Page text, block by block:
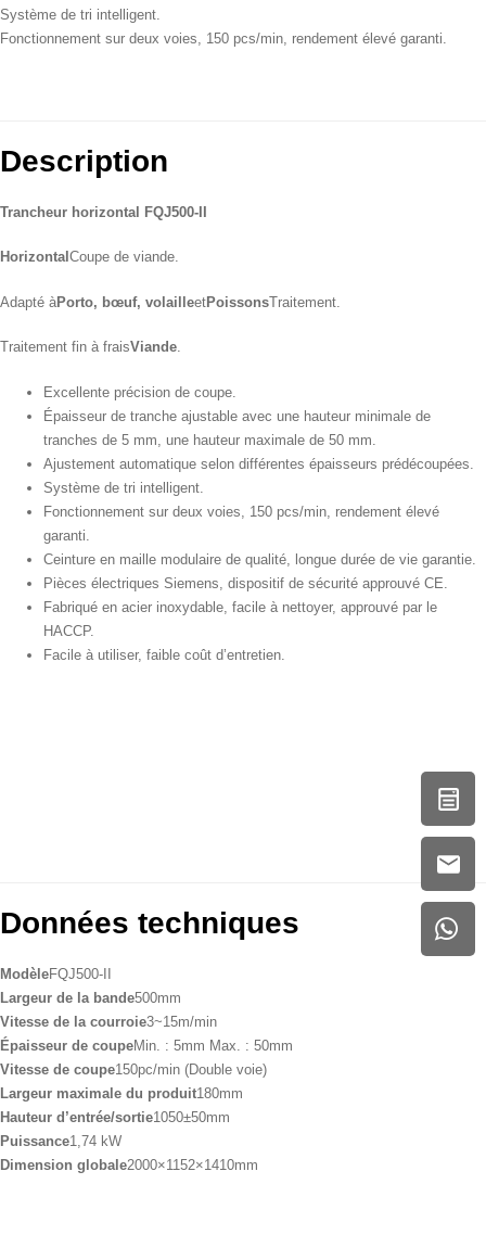
Système de tri intelligent.
Fonctionnement sur deux voies, 150 pcs/min, rendement élevé garanti.
Description
Trancheur horizontal FQJ500-II
Horizontal Coupe de viande.
Adapté àPorto, bœuf, volailleetPoissonsTraitement.
Traitement fin à fraisViande.
Excellente précision de coupe.
Épaisseur de tranche ajustable avec une hauteur minimale de
tranches de 5 mm, une hauteur maximale de 50 mm.
Ajustement automatique selon différentes épaisseurs prédécoupées.
Système de tri intelligent.
Fonctionnement sur deux voies, 150 pcs/min, rendement élevé
garanti.
Ceinture en maille modulaire de qualité, longue durée de vie garantie.
Pièces électriques Siemens, dispositif de sécurité approuvé CE.
Fabriqué en acier inoxydable, facile à nettoyer, approuvé par le
HACCP.
Facile à utiliser, faible coût d’entretien.
Données techniques
ModèleFQJ500-II
Largeur de la bande500mm
Vitesse de la courroie3~15m/min
Épaisseur de coupeMin. : 5mm Max. : 50mm
Vitesse de coupe150pc/min (Double voie)
Largeur maximale du produit180mm
Hauteur d’entrée/sortie1050±50mm
Puissance1,74 kW
Dimension globale2000×1152×1410mm